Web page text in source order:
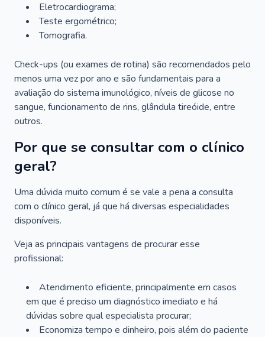
Eletrocardiograma;
Teste ergométrico;
Tomografia.
Check-ups (ou exames de rotina) são recomendados pelo
menos uma vez por ano e são fundamentais para a
avaliação do sistema imunológico, níveis de glicose no
sangue, funcionamento de rins, glândula tireóide, entre
outros.
Por que se consultar com o clínico
geral?
Uma dúvida muito comum é se vale a pena a consulta
com o clínico geral, já que há diversas especialidades
disponíveis.
Veja as principais vantagens de procurar esse
profissional:
Atendimento eficiente, principalmente em casos
em que é preciso um diagnóstico imediato e há
dúvidas sobre qual especialista procurar;
Economiza tempo e dinheiro, pois além do paciente